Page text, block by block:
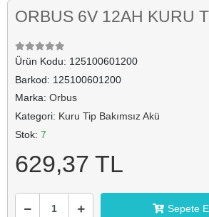
ORBUS 6V 12AH KURU
Ürün Kodu: 125100601200
Barkod: 125100601200
Marka: Orbus
Kategori: Kuru Tip Bakımsız Akü
Stok: 7
629,37 TL
Sepete